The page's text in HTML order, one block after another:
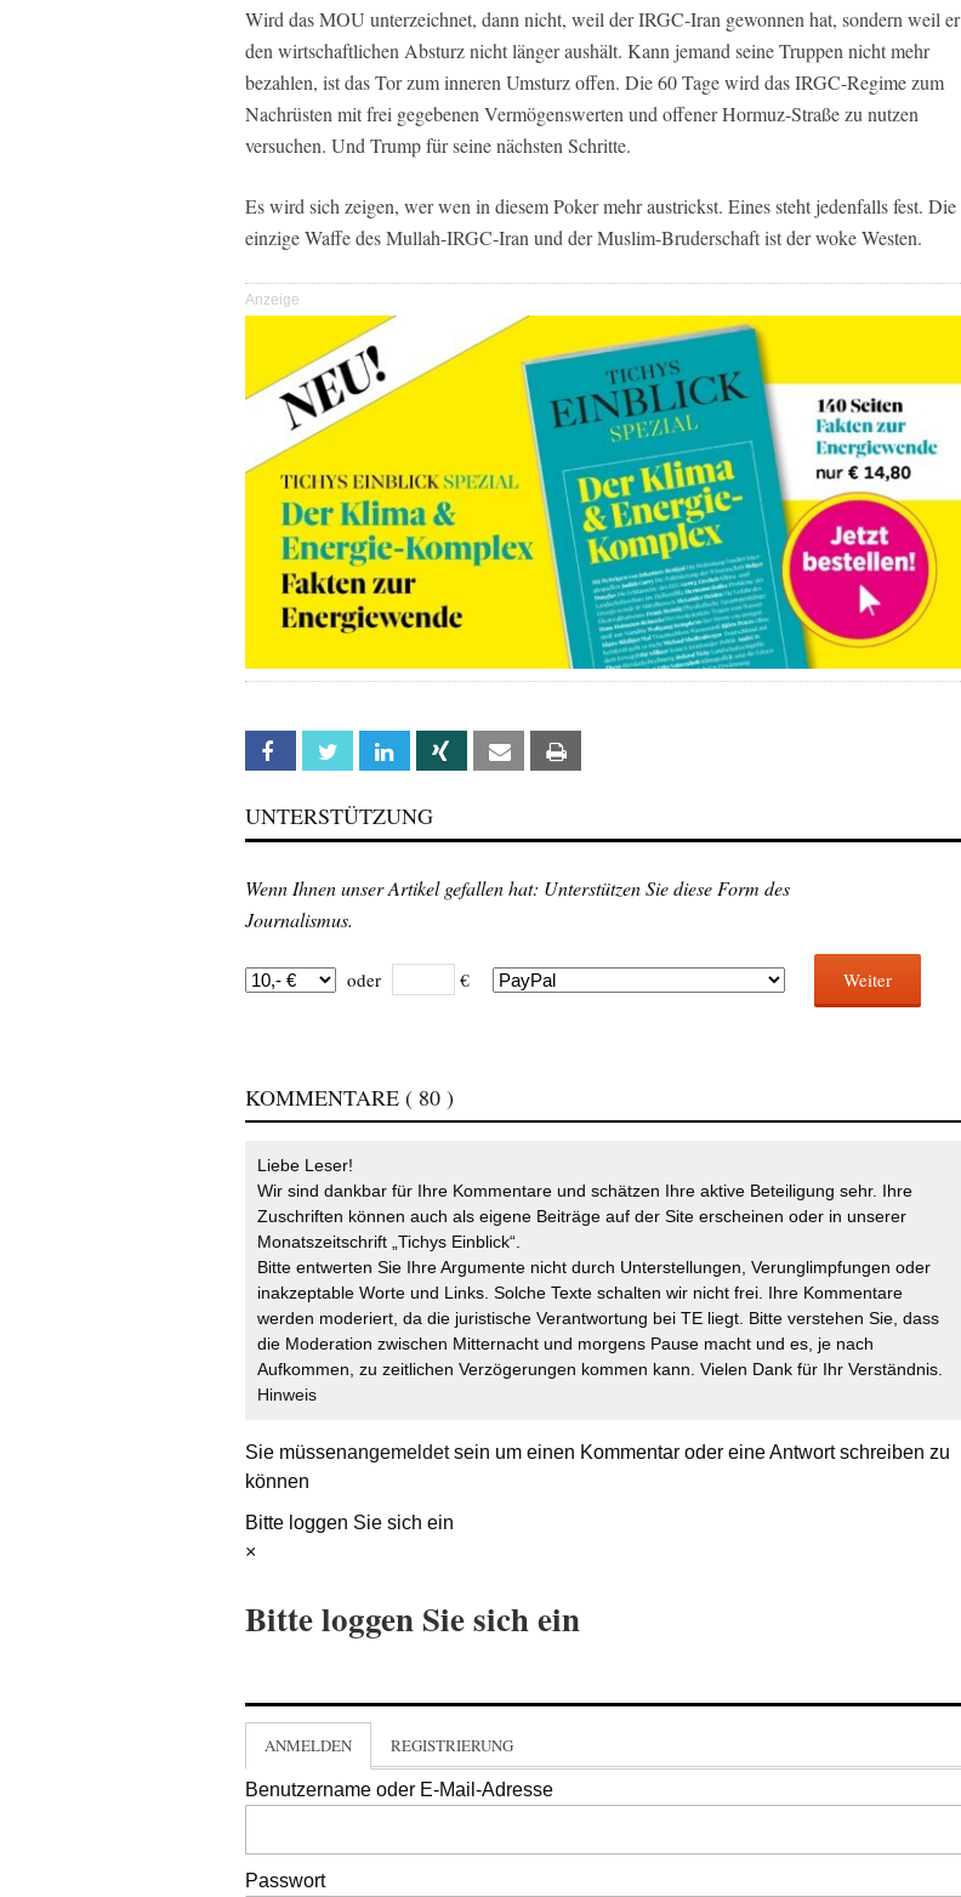
Wird das MOU unterzeichnet, dann nicht, weil der IRGC-Iran gewonnen hat, sondern weil er
den wirtschaftlichen Absturz nicht länger aushält. Kann jemand seine Truppen nicht mehr
bezahlen, ist das Tor zum inneren Umsturz offen. Die 60 Tage wird das IRGC-Regime zum
Nachrüsten mit frei gegebenen Vermögenswerten und offener Hormuz-Straße zu nutzen
versuchen. Und Trump für seine nächsten Schritte.
Es wird sich zeigen, wer wen in diesem Poker mehr austrickst. Eines steht jedenfalls fest. Die
einzige Waffe des Mullah-IRGC-Iran und der Muslim-Bruderschaft ist der woke Westen.
Anzeige
Facebook Twitter Linkedin Xing Email
UNTERSTÜTZUNG
Wenn Ihnen unser Artikel gefallen hat: Unterstützen Sie diese Form des
Journalismus.
oder € Weiter
KOMMENTARE ( 80 )
Liebe Leser!
Wir sind dankbar für Ihre Kommentare und schätzen Ihre aktive Beteiligung sehr. Ihre
Zuschriften können auch als eigene Beiträge auf der Site erscheinen oder in unserer
Monatszeitschrift „Tichys Einblick“.
Bitte entwerten Sie Ihre Argumente nicht durch Unterstellungen, Verunglimpfungen oder
inakzeptable Worte und Links. Solche Texte schalten wir nicht frei. Ihre Kommentare
werden moderiert, da die juristische Verantwortung bei TE liegt. Bitte verstehen Sie, dass
die Moderation zwischen Mitternacht und morgens Pause macht und es, je nach
Aufkommen, zu zeitlichen Verzögerungen kommen kann. Vielen Dank für Ihr Verständnis.
Hinweis
Sie müssenangemeldetsein um einen Kommentar oder eine Antwort schreiben zu
können
Bitte loggen Sie sich ein
×
Bitte loggen Sie sich ein
ANMELDEN REGISTRIERUNG
Benutzername oder E-Mail-Adresse
Passwort